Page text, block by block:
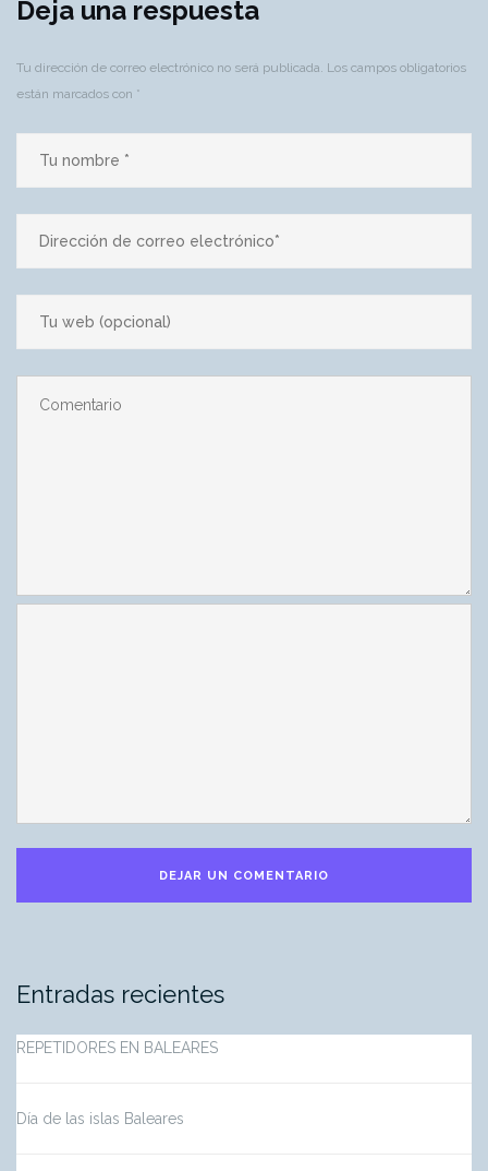
Deja una respuesta
Tu dirección de correo electrónico no será publicada. Los campos obligatorios
están marcados con *
Entradas recientes
REPETIDORES EN BALEARES
Día de las islas Baleares